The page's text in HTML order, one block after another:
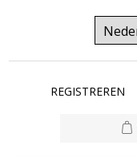
REGISTREREN